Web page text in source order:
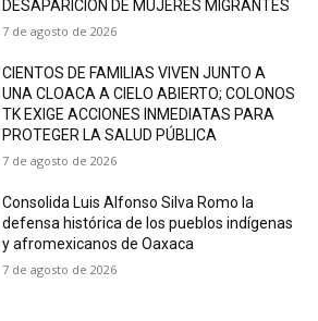
DESAPARICIÓN DE MUJERES MIGRANTES
7 de agosto de 2026
CIENTOS DE FAMILIAS VIVEN JUNTO A
UNA CLOACA A CIELO ABIERTO; COLONOS
TK EXIGE ACCIONES INMEDIATAS PARA
PROTEGER LA SALUD PÚBLICA
7 de agosto de 2026
Consolida Luis Alfonso Silva Romo la
defensa histórica de los pueblos indígenas
y afromexicanos de Oaxaca
7 de agosto de 2026